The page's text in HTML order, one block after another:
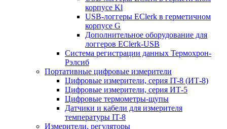
корпусе Kl
USB-логгеры EClerk в герметичном
корпусе G
Дополнительное оборудование для
логгеров EClerk-USB
Система регистрации данных Термохрон-
Рэлсиб
Портативные цифровые измерители
Цифровые измерители, серия IT-8 (ИТ-8)
Цифровые измерители, серия ИТ-5
Цифровые термометры-щупы
Датчики и кабели для измерителя
температуры IT-8
Измерители, регуляторы